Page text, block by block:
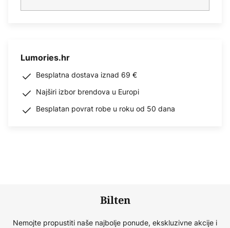
Lumories.hr
Besplatna dostava iznad 69 €
Najširi izbor brendova u Europi
Besplatan povrat robe u roku od 50 dana
Bilten
Nemojte propustiti naše najbolje ponude, ekskluzivne akcije i